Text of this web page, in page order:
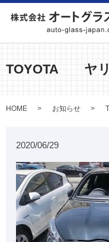
TOYOTA ヤリ
HOME お知らせ
2020/06/29